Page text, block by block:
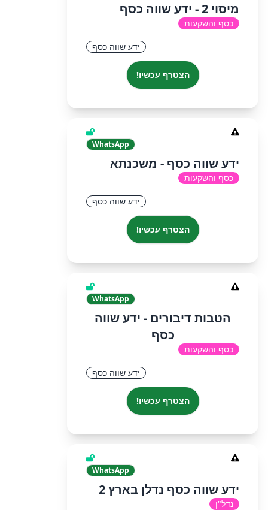
מיסוי 2 - ידע שווה כסף
כסף והשקעות
ידע שווה כסף
הצטרף עכשיו!
WhatsApp
ידע שווה כסף - משכנתא
כסף והשקעות
ידע שווה כסף
הצטרף עכשיו!
WhatsApp
הטבות דיבורים - ידע שווה
כסף
כסף והשקעות
ידע שווה כסף
הצטרף עכשיו!
WhatsApp
ידע שווה כסף נדלן בארץ 2
נדל"ן